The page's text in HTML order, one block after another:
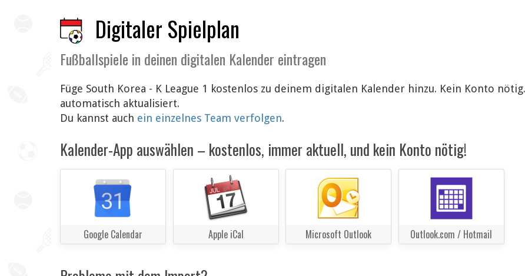
Digitaler Spielplan
Fußballspiele in deinen digitalen Kalender eintragen
Füge South Korea - K League 1 kostenlos zu deinem digitalen Kalender hinzu. Kein Konto
automatisch aktualisiert.
Du kannst auch ein einzelnes Team verfolgen.
Kalender-App auswählen – kostenlos, immer aktuell, und kein Konto nötig!
Google Calendar Apple iCal Microsoft Outlook Outlook.com / Hotmail